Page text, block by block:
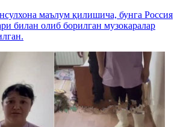
маълум қилишича, бунга Россия
билан олиб борилган музокаралар